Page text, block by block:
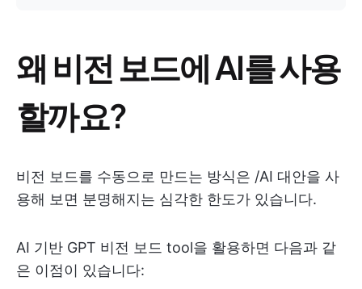
왜 비전 보드에 AI를 사용
할까요?
비전 보드를 수동으로 만드는 방식은 /AI 대안을 사
용해 보면 분명해지는 심각한 한도가 있습니다.
AI 기반 GPT 비전 보드 tool을 활용하면 다음과 같
은 이점이 있습니다: